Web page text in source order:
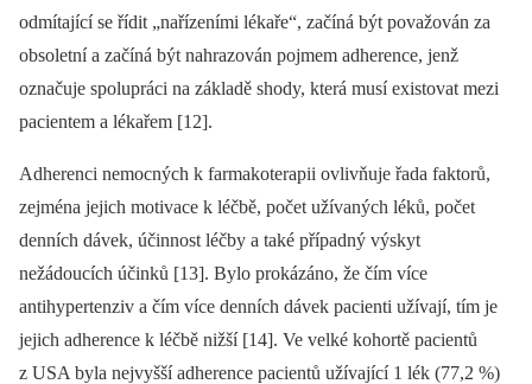
odmítající se řídit „nařízeními lékaře“, začíná být považován za
obsoletní a začíná být nahrazován pojmem adherence, jenž
označuje spolupráci na základě shody, která musí existovat mezi
pacientem a lékařem [12].
Adherenci nemocných k farmakoterapii ovlivňuje řada faktorů,
zejména jejich motivace k léčbě, počet užívaných léků, počet
denních dávek, účinnost léčby a také případný výskyt
nežádoucích účinků [13]. Bylo prokázáno, že čím více
antihypertenziv a čím více denních dávek pacienti užívají, tím je
jejich adherence k léčbě nižší [14]. Ve velké kohortě pacientů
z USA byla nejvyšší adherence pacientů užívající 1 lék (77,2 %)